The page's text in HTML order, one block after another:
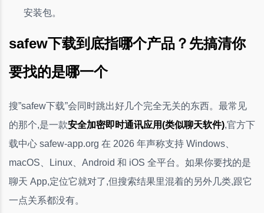
安装包。
safew下载到底指哪个产品？先搞清你
要找的是哪一个
搜”safew下载”会同时跳出好几个完全无关的东西。最常见
的那个,是一款安全加密即时通讯应用(类似聊天软件),官方下
载中心 safew-app.org 在 2026 年声称支持 Windows、
macOS、Linux、Android 和 iOS 全平台。如果你要找的是
聊天 App,定位它就对了,但搜索结果里混着的另外几类,跟它
一点关系都没有。